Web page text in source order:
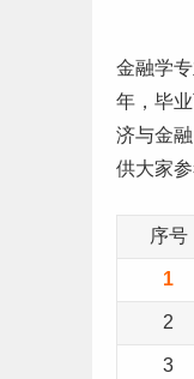
金融学
年， 毕业
济与金
供大家参
序号
1
2
3